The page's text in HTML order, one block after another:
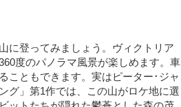
に登ってみましょう。ヴィクトリア
度のパノラマ風景が楽しめます。車
こともできます。実はピーター･ジャ
グ」第1作では、この山がロケ地に選